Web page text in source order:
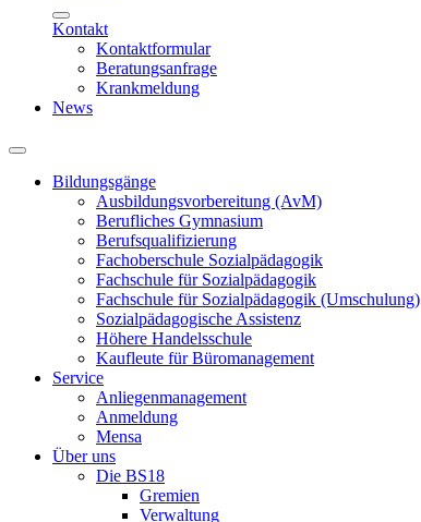
Kontakt
Kontaktformular
Beratungsanfrage
Krankmeldung
News
Bildungsgänge
Ausbildungsvorbereitung (AvM)
Berufliches Gymnasium
Berufsqualifizierung
Fachoberschule Sozialpädagogik
Fachschule für Sozialpädagogik
Fachschule für Sozialpädagogik (Umschulung)
Sozialpädagogische Assistenz
Höhere Handelsschule
Kaufleute für Büromanagement
Service
Anliegenmanagement
Anmeldung
Mensa
Über uns
Die BS18
Gremien
Verwaltung